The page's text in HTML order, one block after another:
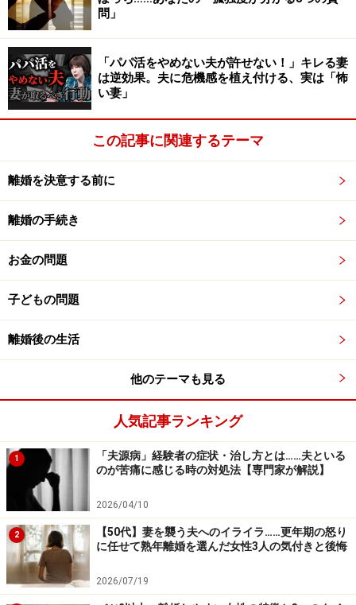
恋愛と違い結婚は「生活」である
親から猛反対された『押し切り婚』
反対されるからには、必ず「原因」があるはず。親
が反対するのは愛情から。つまり困難や失敗が目に
見えていることでもある。
⇒「原因」を自覚し絶対乗り越えて幸せになれる自
く。
不倫からの『略奪婚』
⇒自分の幸せは他人の悲しみの上に成り立っている
ことを忘れずに、愛するパートナーとの生活を大切
コチラもどうぞ！
交際１年未満の『スピード婚』
恋愛中は相手のよいところしか目に入らない。のぼ
せて冷静な判断力が失われている状態で結婚するか
ら、恋の魔法が解けたあたりで「こんな人だった
の？」ということに。
⇒後から相手のイヤなところを発見しても失敗した
などと思わず、相も変わらずよいところだけを見つ
め続け、愛が持続すべく努力する。
問」
「パパ活をやめない夫が許せない！」キレる妻
は逆効果。夫に危機感を植え付ける、実は「怖
い妻」
この記事に関連するテーマ
離婚を決意する前に
離婚の手続き
お金の問題
子どもの問題
離婚後の生活
他のテーマも見る
人気記事ランキング
1
「夫源病」経験者の症状・治し方とは……夫といる
のが苦痛に感じる時の対処法【専門家が解説】
2026/04/10
2
【50代】妻を襲う夫へのイライラ……更年期の怒り
に任せて熟年離婚を選んだ女性3人の気付きと後悔
2026/07/19